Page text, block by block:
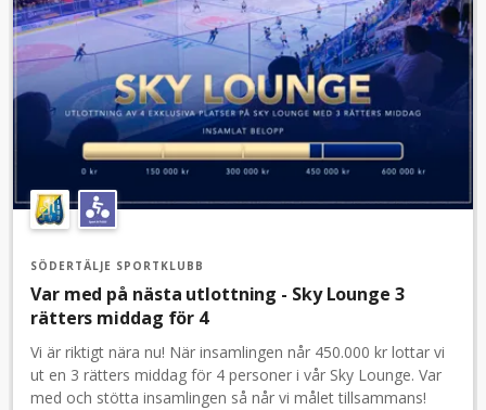
SÖDERTÄLJE SPORTKLUBB
Var med på nästa utlottning - Sky Lounge 3
rätters middag för 4
Vi är riktigt nära nu! När insamlingen når 450.000 kr lottar vi
ut en 3 rätters middag för 4 personer i vår Sky Lounge. Var
med och stötta insamlingen så når vi målet tillsammans!